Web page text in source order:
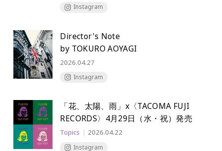
Instagram
Director's Note
by TOKURO AOYAGI
2026.04.27
Instagram
「花、太陽、雨」x〈TACOMA FUJI
RECORDS〉 4月29日（水・祝）発売
Topics 2026.04.22
Instagram